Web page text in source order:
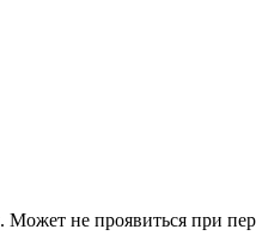
Может не проявиться при